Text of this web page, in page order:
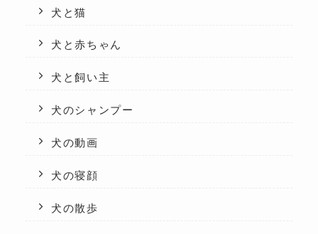
犬と猫
犬と赤ちゃん
犬と飼い主
犬のシャンプー
犬の動画
犬の寝顔
犬の散歩